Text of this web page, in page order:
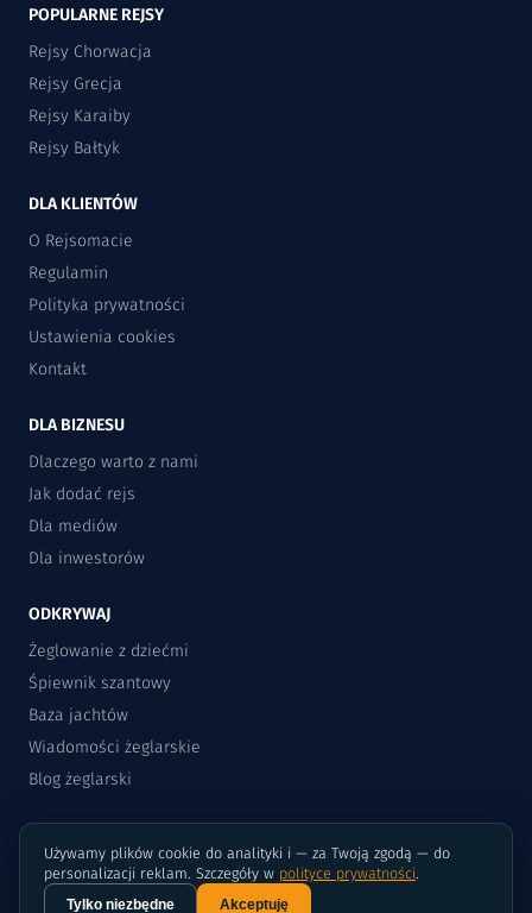
Używamy plików cookie do analityki i — za Twoją zgodą — do
personalizacji reklam. Szczegóły w polityce prywatności.
Tylko niezbędne Akceptuję
POPULARNE REJSY
Rejsy Chorwacja
Rejsy Grecja
Rejsy Karaiby
Rejsy Bałtyk
DLA KLIENTÓW
O Rejsomacie
Regulamin
Polityka prywatności
Ustawienia cookies
Kontakt
DLA BIZNESU
Dlaczego warto z nami
Jak dodać rejs
Dla mediów
Dla inwestorów
ODKRYWAJ
Żeglowanie z dziećmi
Śpiewnik szantowy
Baza jachtów
Wiadomości żeglarskie
Blog żeglarski